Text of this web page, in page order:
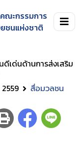
ณะกรรมการ
ชนแห่งชาติ
เด่นด้านการส่งเสริม
2559 สื่อมวลชน